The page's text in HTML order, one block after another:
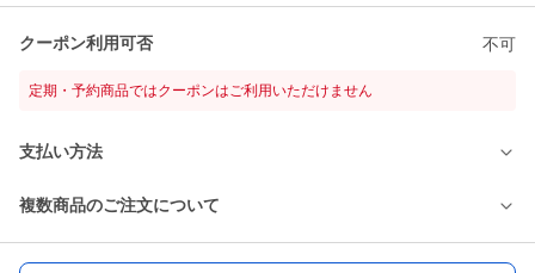
クーポン利用可否 不可
定期・予約商品ではクーポンはご利用いただけません
支払い方法
複数商品のご注文について